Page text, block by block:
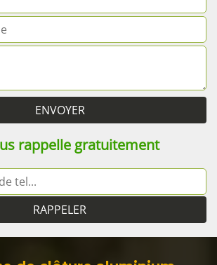
rappelle gratuitement